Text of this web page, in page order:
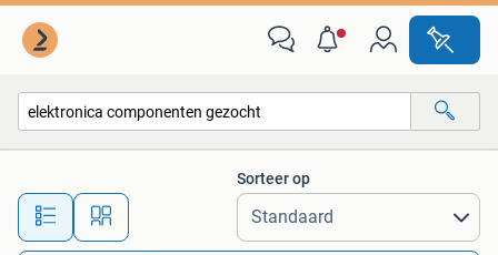
Alle afstanden…
Sorteer op